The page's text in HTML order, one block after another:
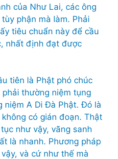
của Như Lai, các ông
phận mà làm. Phải
tiêu chuẩn này để cầu
nhất định đạt được
tiên là Phật phó chúc
thường niệm tụng
niệm A Di Đà Phật. Đó là
có gián đoạn. Thật
như vậy, vãng sanh
là nhanh. Phương pháp
và cứ như thế mà